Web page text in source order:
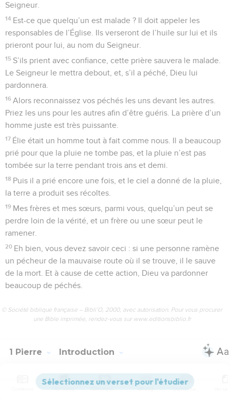
Seigneur.
14 Est-ce que quelqu’un est malade ? Il doit appeler les
responsables de l’Église. Ils verseront de l’huile sur lui et ils
prieront pour lui, au nom du Seigneur.
15 S’ils prient avec confiance, cette prière sauvera le malade.
Le Seigneur le mettra debout, et, s’il a péché, Dieu lui
pardonnera.
16 Alors reconnaissez vos péchés les uns devant les autres.
Priez les uns pour les autres afin d’être guéris. La prière d’un
homme juste est très puissante.
17 Élie était un homme tout à fait comme nous. Il a beaucoup
prié pour que la pluie ne tombe pas, et la pluie n’est pas
tombée sur la terre pendant trois ans et demi.
18 Puis il a prié encore une fois, et le ciel a donné de la pluie,
la terre a produit ses récoltes.
19 Mes frères et mes sœurs, parmi vous, quelqu’un peut se
perdre loin de la vérité, et un frère ou une sœur peut le
ramener.
20 Eh bien, vous devez savoir ceci : si une personne ramène
un pécheur de la mauvaise route où il se trouve, il le sauve
de la mort. Et à cause de cette action, Dieu va pardonner
beaucoup de péchés.
© Société biblique française – Bibli’O, 2000, avec autorisation. Pour vous procurer
une Bible imprimée, rendez-vous sur www.editionsbiblio.fr
1 Pierre Introduction
Versions Commentaires Strong